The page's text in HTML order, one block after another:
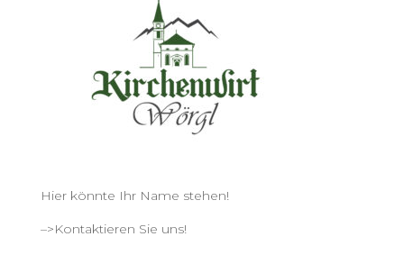
Hier könnte Ihr Name stehen!
–>Kontaktieren Sie uns!